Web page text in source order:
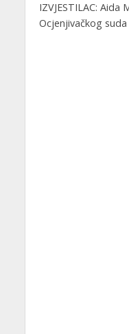
IZVJESTILAC:
Ocjenjivačkog suda